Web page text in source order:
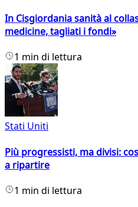
In Cisgiordania sanità al
medicine, tagliati i fondi»
1 min di lettura
Stati Uniti
Più progressisti, ma divisi:
a ripartire
1 min di lettura